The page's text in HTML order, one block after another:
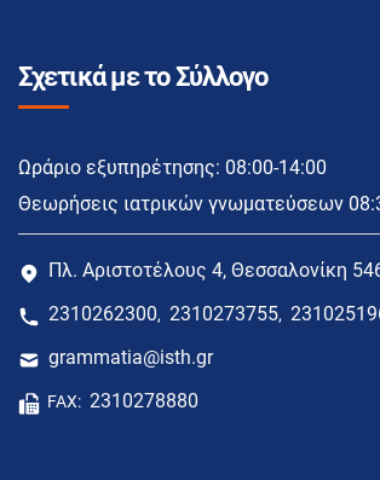
Σχετικά με το Σύλλογο
Ωράριο εξυπηρέτησης: 08:00-14:00
Θεωρήσεις ιατρικών γνωματεύσεων
Πλ. Αριστοτέλους 4, Θεσσαλονίκη
2310262300, 2310273755,
grammatia@isth.gr
FAX: 2310278880